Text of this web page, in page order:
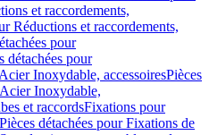
et raccordements,
Réductions et raccordements,
pour
détachées pour
Inoxydable, accessoiresPièces
Inoxydable,
et raccordsFixations pour
Pièces détachées pour Fixations de